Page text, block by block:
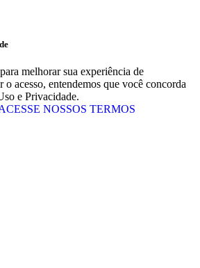
melhorar sua experiência de
acesso, entendemos que você concorda
e Privacidade.
NOSSOS TERMOS